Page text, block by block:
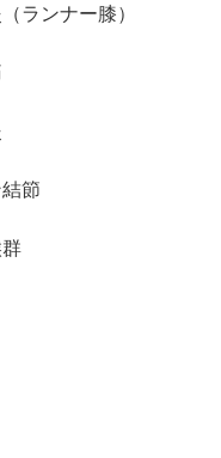
ランナー膝）
節